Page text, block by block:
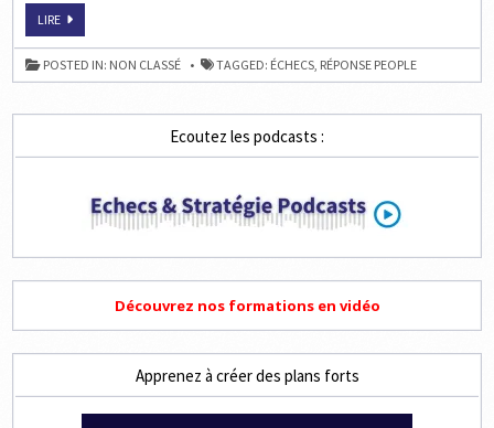
LIREECHECS
PEOPLE
:
LA
RÉPONSE
QUIZ
POSTED IN: NON CLASSÉ TAGGED: ÉCHECS RÉPONSE PEOPLE
Ecoutez les podcasts :
Découvrez nos formations en vidéo
Apprenez à créer des plans forts